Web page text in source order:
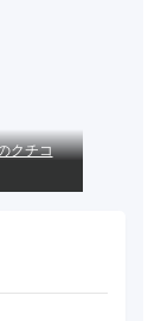
クチコ